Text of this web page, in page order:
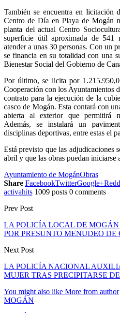
También se encuentra en licitación
Centro de Día en Playa de Mogán
planta del actual Centro
superficie útil aproximada de 541
atender a unas 30 personas. Con un
se financia en su totalidad con una
Bienestar Social del Gobierno de
Por último, se licita por
Cooperación con los Ayuntamientos
contrato para la ejecución de la
casco de Mogán. Esta contará con
abierta al exterior que permitirá
Además, se instalará un
disciplinas deportivas, entre estas el
Está previsto que las adjudicaciones
abril y que las obras puedan
Ayuntamiento de MogánObras
Share FacebookTwitterGoogle+
activahits 1009 posts 0 comments
Prev Post
LA POLICÍA LOCAL DE
POR PRESUNTO MENUDEO DE
Next Post
LA POLICÍA NACIONAL
MUJER TRAS PRECIPITARSE
You might also like More from author
MOGÁN